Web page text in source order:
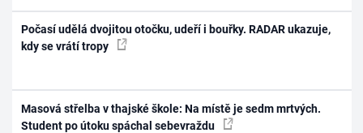
Počasí udělá dvojitou otočku, udeří i bouřky. RADAR ukazuje,
kdy se vrátí tropy
Masová střelba v thajské škole: Na místě je sedm mrtvých.
Student po útoku spáchal sebevraždu